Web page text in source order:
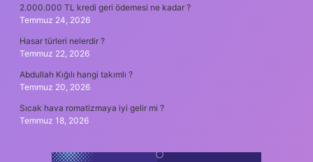
2.000.000 TL kredi geri ödemesi ne kadar ?
Temmuz 24, 2026
Hasar türleri nelerdir ?
Temmuz 22, 2026
Abdullah Kığılı hangi takımlı ?
Temmuz 20, 2026
Sıcak hava romatizmaya iyi gelir mi ?
Temmuz 18, 2026